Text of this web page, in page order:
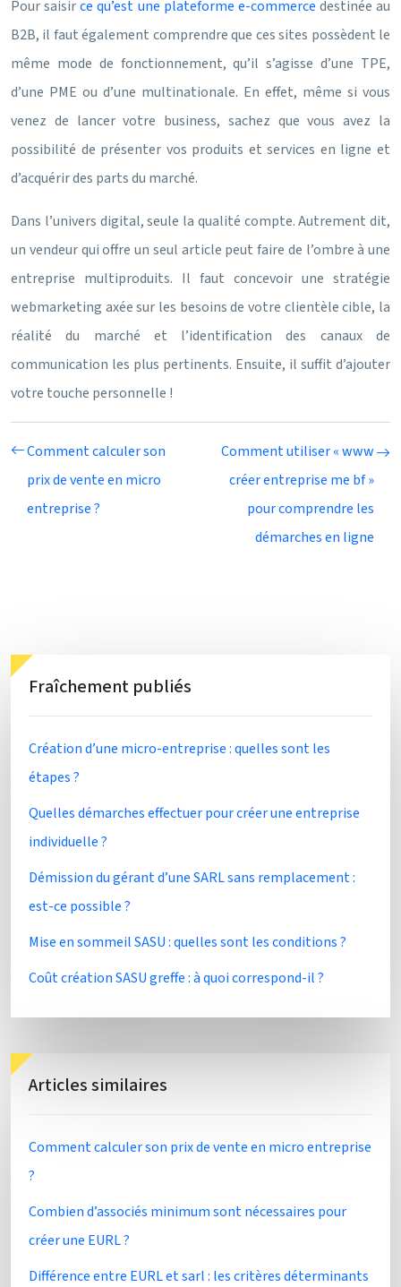
Pour saisirce qu’est une plateforme e-commerce destinée au
B2B, il faut également comprendre que ces sites possèdent le
même mode de fonctionnement, qu’il s’agisse d’une TPE,
d’une PME ou d’une multinationale. En effet, même si vous
venez de lancer votre business, sachez que vous avez la
possibilité de présenter vos produits et services en ligne et
d’acquérir des parts du marché.
Dans l’univers digital, seule la qualité compte. Autrement dit,
un vendeur qui offre un seul article peut faire de l’ombre à une
entreprise multiproduits. Il faut concevoir une stratégie
webmarketing axée sur les besoins de votre clientèle cible, la
réalité du marché et l’identification des canaux de
communication les plus pertinents. Ensuite, il suffit d’ajouter
votre touche personnelle !
Comment calculer son
prix de vente en micro
entreprise ?
Comment utiliser « www
créer entreprise me bf »
pour comprendre les
démarches en ligne
Fraîchement publiés
Création d’une micro-entreprise : quelles sont les
étapes ?
Quelles démarches effectuer pour créer une entreprise
individuelle ?
Démission du gérant d’une SARL sans remplacement :
est-ce possible ?
Mise en sommeil SASU : quelles sont les conditions ?
Coût création SASU greffe : à quoi correspond-il ?
Articles similaires
Comment calculer son prix de vente en micro entreprise
?
Combien d’associés minimum sont nécessaires pour
créer une EURL ?
Différence entre EURL et sarl : les critères déterminants